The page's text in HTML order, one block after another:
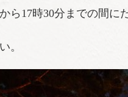
17時30分までの間に
。